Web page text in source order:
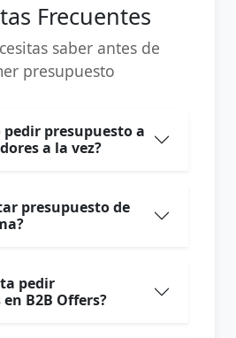
Frecuentes
saber antes de
presupuesto
pedir presupuesto a
a la vez?
presupuesto de
pedir
B2B Offers?